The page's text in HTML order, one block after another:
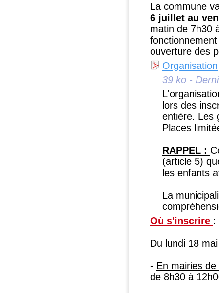
La commune
6 juillet au
matin de 7h30
ouverture des
Organisation
39 ko -
lors des
entière. Les
Places
RAPPEL :
(article 5)
les enfants
La
Où s'inscrire :
Du lundi 18
- En mairies
de 8h30 à